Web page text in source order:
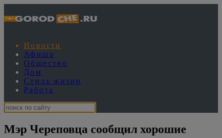
Новости
Афиша
Общество
Дом
Стиль жизни
Работа
Мэр Череповца сообщил хорошие